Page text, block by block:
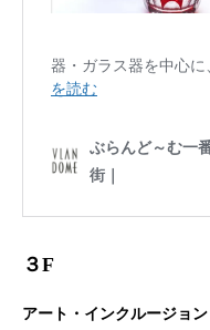
３F
アート・インクルージョ